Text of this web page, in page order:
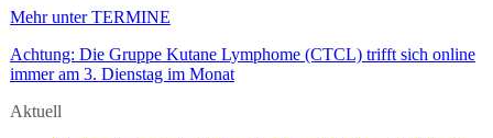
Mehr unter TERMINE
Achtung: Die Gruppe Kutane Lymphome (CTCL) trifft sich online
immer am 3. Dienstag im Monat
Aktuell